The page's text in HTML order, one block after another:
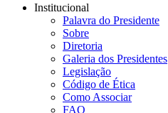
Institucional
Palavra do Presidente
Sobre
Diretoria
Galeria dos Presidentes
Legislação
Código de Ética
Como Associar
FAQ